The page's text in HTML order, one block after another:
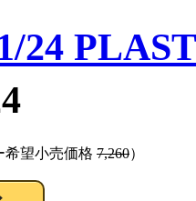
24
希望小売価格 7,260）